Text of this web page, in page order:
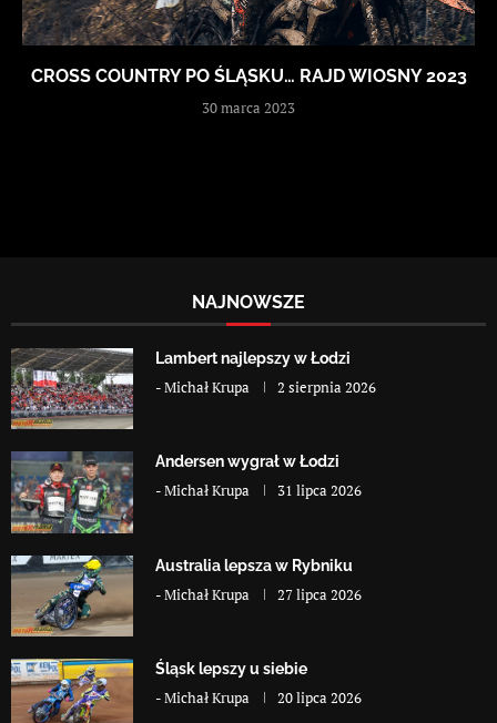
CROSS COUNTRY PO ŚLĄSKU… RAJD WIOSNY 2023
30 marca 2023
NAJNOWSZE
Lambert najlepszy w Łodzi
-Michał Krupa 2 sierpnia 2026
Andersen wygrał w Łodzi
-Michał Krupa 31 lipca 2026
Australia lepsza w Rybniku
-Michał Krupa 27 lipca 2026
Śląsk lepszy u siebie
-Michał Krupa 20 lipca 2026